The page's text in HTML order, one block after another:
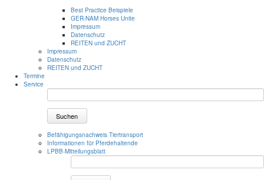
Best Practice Beispiele
GER-NAM Horses Unite
Impressum
Datenschutz
REITEN und ZUCHT
Impressum
Datenschutz
REITEN und ZUCHT
Termine
Service
Suchen
Befähigungsnachweis Tiertransport
Informationen für Pferdehaltende
LPBB-Mitteilungsblatt